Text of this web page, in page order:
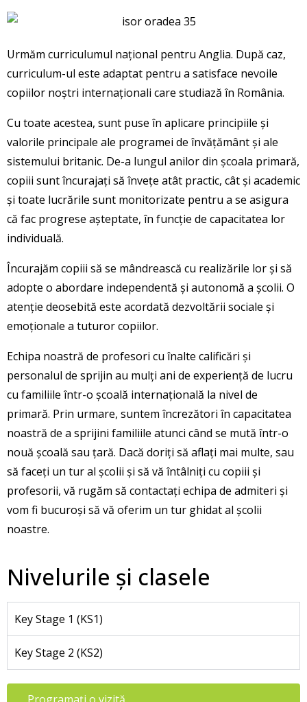
Urmăm curriculumul național pentru Anglia. După caz,
curriculum-ul este adaptat pentru a satisface nevoile
copiilor noștri internaționali care studiază în România.
Cu toate acestea, sunt puse în aplicare principiile și
valorile principale ale programei de învățământ și ale
sistemului britanic. De-a lungul anilor din școala primară,
copiii sunt încurajați să învețe atât practic, cât și academic
și toate lucrările sunt monitorizate pentru a se asigura
că fac progrese așteptate, în funcție de capacitatea lor
individuală.
Încurajăm copiii să se mândrească cu realizările lor și să
adopte o abordare independentă și autonomă a școlii. O
atenție deosebită este acordată dezvoltării sociale și
emoționale a tuturor copiilor.
Echipa noastră de profesori cu înalte calificări și
personalul de sprijin au mulți ani de experiență de lucru
cu familiile într-o școală internațională la nivel de
primară. Prin urmare, suntem încrezători în capacitatea
noastră de a sprijini familiile atunci când se mută într-o
nouă școală sau țară. Dacă doriți să aflați mai multe, sau
să faceți un tur al școlii și să vă întâlniți cu copiii și
profesorii, vă rugăm să contactați echipa de admiteri și
vom fi bucuroși să vă oferim un tur ghidat al școlii
noastre.
Nivelurile și clasele
Key Stage 1 (KS1)
Key Stage 2 (KS2)